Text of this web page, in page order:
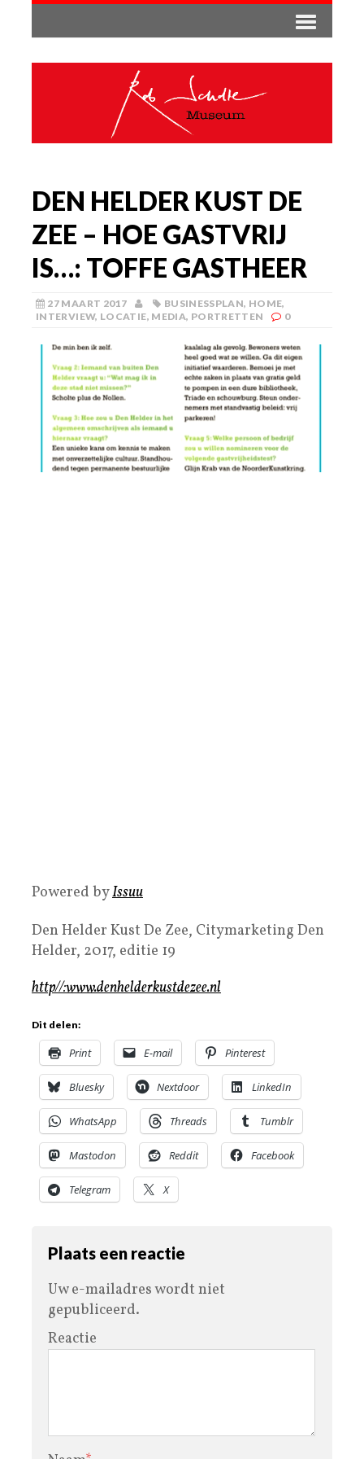
DEN HELDER KUST DE
ZEE – HOE GASTVRIJ
IS…: TOFFE GASTHEER
27 MAART 2017 BUSINESSPLAN, HOME,
INTERVIEW, LOCATIE, MEDIA, PORTRETTEN 0
Powered byIssuu
Den Helder Kust De Zee, Citymarketing Den
Helder, 2017, editie 19
http//:www.denhelderkustdezee.nl
Dit delen:
Print E-mail Pinterest
Bluesky Nextdoor LinkedIn
WhatsApp Threads Tumblr
Mastodon Reddit Facebook
Telegram X
Plaats een reactie
Uw e-mailadres wordt niet
gepubliceerd.
Reactie